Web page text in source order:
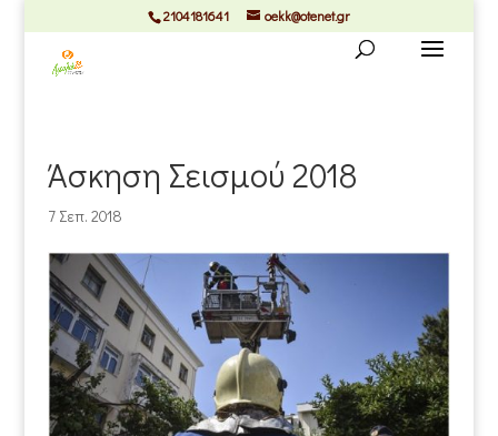
2104181641 oekk@otenet.gr
Άσκηση Σεισμού 2018
7 Σεπ. 2018